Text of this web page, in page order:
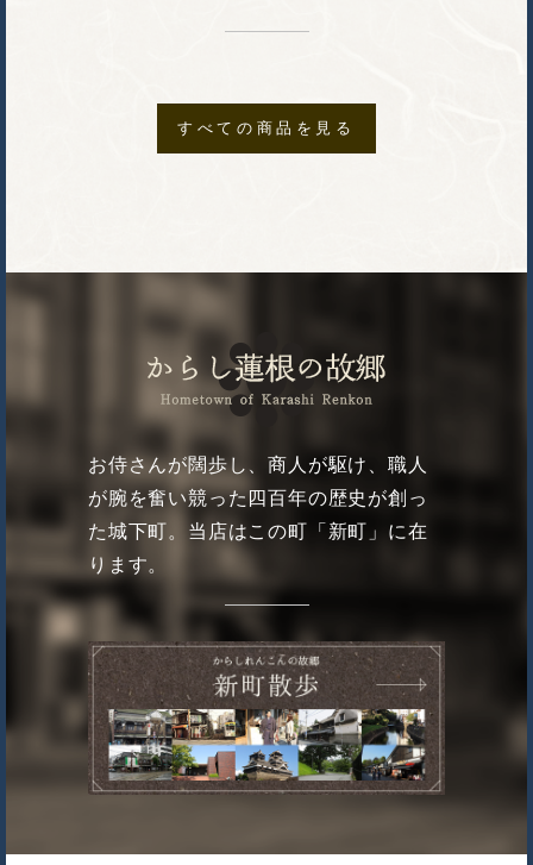
すべての商品を見る
お侍さんが闊歩し、商人が駆け、職人
が腕を奮い競った四百年の歴史が創っ
た城下町。当店はこの町「新町」に在
ります。